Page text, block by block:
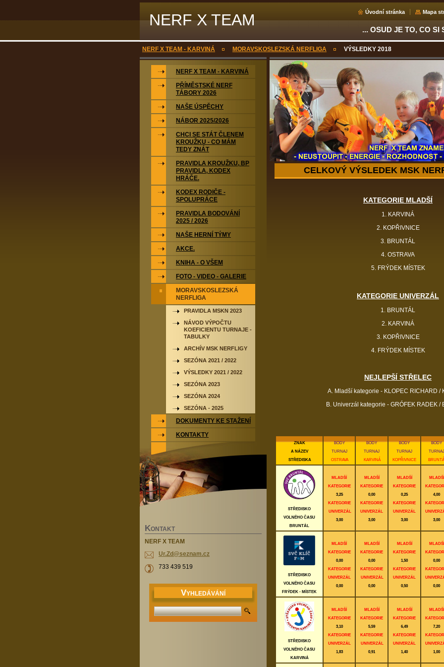
NERF X TEAM Úvodní stránka Mapa
... OSUD JE TO, CO SI
NERF X TEAM - KARVINÁ MORAVSKOSLEZSKÁ NERFLIGA VÝSLEDKY 2018
CELKOVÝ VÝSLEDEK MSK
KATEGORIE MLADŠÍ
1. KARVINÁ
2. KOPŘIVNICE
3. BRUNTÁL
4. OSTRAVA
5. FRÝDEK MÍSTEK
KATEGORIE UNIVERZÁL
1. BRUNTÁL
2. KARVINÁ
3. KOPŘIVNICE
4. FRÝDEK MÍSTEK
NEJLEPŠÍ STŘELEC
A. Mladší kategorie - KLOPEC RICHARD /
B. Univerzál kategorie - GRÓFEK RADEK /
ZNAK
A NÁZEV
STŘEDISKA
BODY
TURNAJ
OSTRAVA
BODY
TURNAJ
KARVINÁ
BODY
TURNAJ
KOPŘIVNICE
BODY
TURNAJ
STŘEDISKO
VOLNÉHO ČASU
BRUNTÁL
MLADŠÍ
KATEGORIE
3,25
KATEGORIE
UNIVERZÁL
3,00
MLADŠÍ
KATEGORIE
0,00
KATEGORIE
UNIVERZÁL
3,00
MLADŠÍ
KATEGORIE
0,25
KATEGORIE
UNIVERZÁL
3,00
MLADŠÍ
4,00
3,00
STŘEDISKO
VOLNÉHO ČASU
FRÝDEK - MÍSTEK
MLADŠÍ
KATEGORIE
0,00
KATEGORIE
UNIVERZÁL
0,00
MLADŠÍ
KATEGORIE
0,00
KATEGORIE
UNIVERZÁL
0,00
MLADŠÍ
KATEGORIE
1,50
KATEGORIE
UNIVERZÁL
0,50
MLADŠÍ
0,00
0,00
STŘEDISKO
VOLNÉHO ČASU
KARVINÁ
MLADŠÍ
KATEGORIE
3,10
KATEGORIE
UNIVERZÁL
1,83
MLADŠÍ
KATEGORIE
5,59
KATEGORIE
UNIVERZÁL
0,91
MLADŠÍ
KATEGORIE
6,49
KATEGORIE
UNIVERZÁL
1,40
MLADŠÍ
7,20
1,00
NERF X TEAM - KARVINÁ
PŘÍMĚSTSKÉ NERF
TÁBORY 2026
NAŠE ÚSPĚCHY
NÁBOR 2025/2026
CHCI SE STÁT ČLENEM
KROUŽKU - CO MÁM
TEDY ZNÁT
PRAVIDLA KROUŽKU, BP
PRAVIDLA, KODEX
HRÁČE.
KODEX RODIČE -
SPOLUPRÁCE
PRAVIDLA BODOVÁNÍ
2025 / 2026
NAŠE HERNÍ TÝMY
AKCE.
KNIHA - O VŠEM
FOTO - VIDEO - GALERIE
MORAVSKOSLEZSKÁ
NERFLIGA
PRAVIDLA MSKN 2023
NÁVOD VÝPOČTU
KOEFICIENTU TURNAJE -
TABULKY
ARCHÍV MSK NERFLIGY
SEZÓNA 2021 / 2022
VÝSLEDKY 2021 / 2022
SEZÓNA 2023
SEZÓNA 2024
SEZÓNA - 2025
DOKUMENTY KE STAŽENÍ
KONTAKTY
KONTAKT
NERF X TEAM
Ur.Zd@seznam.cz
733 439 519
VYHLEDÁVÁNÍ